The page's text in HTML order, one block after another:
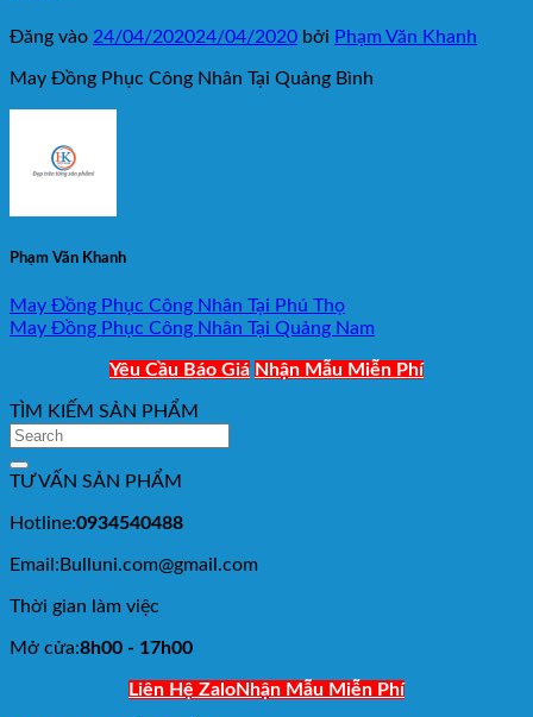
Đăng vào 24/04/202024/04/2020 bởi Phạm Văn Khanh
May Đồng Phục Công Nhân Tại Quảng Bình
Phạm Văn Khanh
May Đồng Phục Công Nhân Tại Phú Thọ
May Đồng Phục Công Nhân Tại Quảng Nam
Yêu Cầu Báo Giá Nhận Mẫu Miễn Phí
TÌM KIẾM SẢN PHẨM
TƯ VẤN SẢN PHẨM
Hotline:0934540488
Email:Bulluni.com@gmail.com
Thời gian làm việc
Mở cửa:8h00 - 17h00
Liên Hệ ZaloNhận Mẫu Miễn Phí